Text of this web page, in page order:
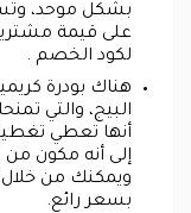
بشكل موحد،
على قيمة
لكود الخصم .
هناك بودرة
البيج، والتي
أنها تعطي
إلى أنه مكون من
ويمكنك من
بسعر رائع.